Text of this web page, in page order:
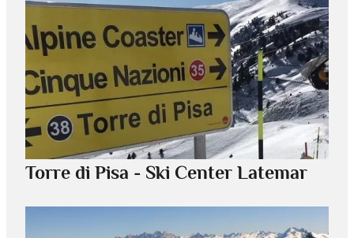
Torre di Pisa - Ski Center Latemar